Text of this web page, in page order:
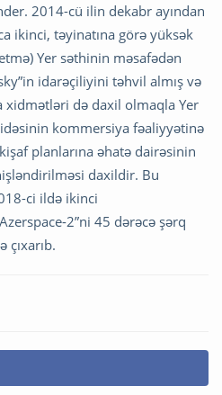
2014-cü ilin dekabr ayından
ikinci, təyinatına görə yüksək
Yer səthinin məsafədən
idarəçiliyini təhvil almış və
də daxil olmaqla Yer
kommersiya fəaliyyətinə
planlarına əhatə dairəsinin
daxildir. Bu
ci ildə ikinci
2”ni 45 dərəcə şərq